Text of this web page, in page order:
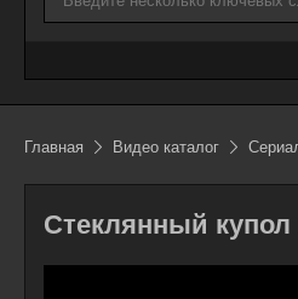
Главная Видео каталог
Стеклянный купол